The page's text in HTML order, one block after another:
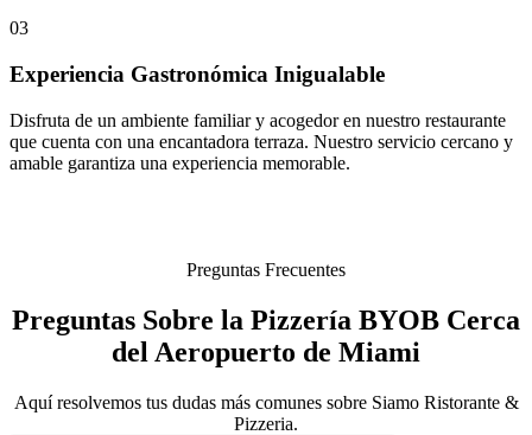
03
Experiencia Gastronómica Inigualable
Disfruta de un ambiente familiar y acogedor en nuestro restaurante
que cuenta con una encantadora terraza. Nuestro servicio cercano y
amable garantiza una experiencia memorable.
Preguntas Frecuentes
Preguntas Sobre la Pizzería BYOB Cerca
del Aeropuerto de Miami
Aquí resolvemos tus dudas más comunes sobre Siamo Ristorante &
Pizzeria.